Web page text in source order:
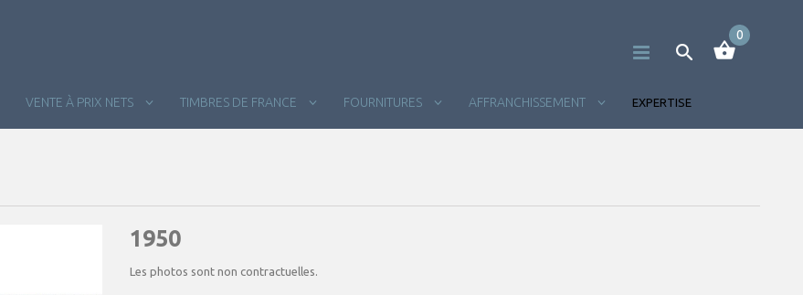
0
VENTE À PRIX NETS TIMBRES DE FRANCE FOURNITURES AFFRANCHISSEMENT EXPERTISE
1950
Les photos sont non contractuelles.